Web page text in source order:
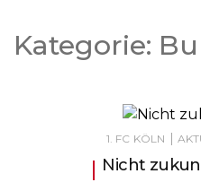
Kategorie:
1. FC KÖLN |
Nicht